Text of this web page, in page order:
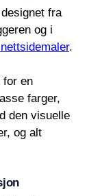
fra
og i
.
for en
farger,
den visuelle
og alt